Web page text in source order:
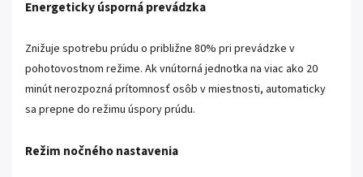
Energeticky úsporná prevádzka
Znižuje spotrebu prúdu o približne 80% pri prevádzke v
pohotovostnom režime. Ak vnútorná jednotka na viac ako 20
minút nerozpozná prítomnosť osôb v miestnosti, automaticky
sa prepne do režimu úspory prúdu.
Režim nočného nastavenia